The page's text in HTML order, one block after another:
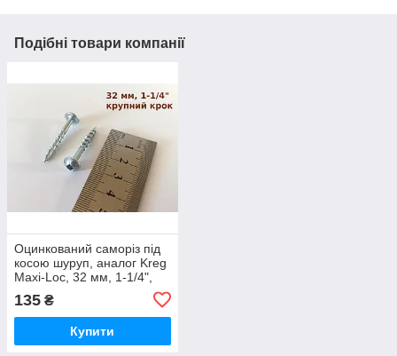
Подібні товари компанії
Оцинкований саморіз під
косою шуруп, аналог Kreg
Maxi-Loc, 32 мм, 1-1/4",
135 ₴
Купити